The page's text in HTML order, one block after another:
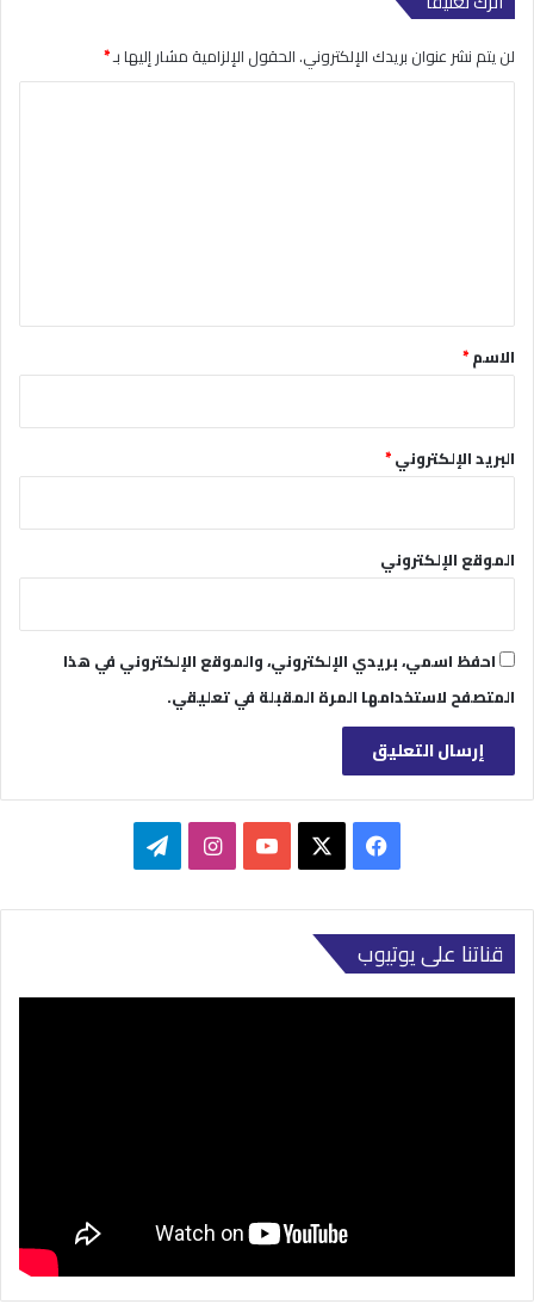
لن يتم نشر عنوان بريدك الإلكتروني.الحقول الإلزامية مشار إليها بـ*
*الاسم*
البريد الإلكتروني*
الموقع الإلكتروني
احفظ اسمي، بريدي الإلكتروني، والموقع الإلكتروني في هذا
المتصفح لاستخدامها المرة المقبلة في تعليقي.
فيسبوك ‫YouTubeانستقرامتيلقرام
قناتنا على يوتيوب